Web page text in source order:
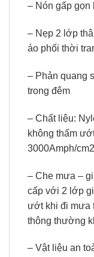
– Nón gấp gọn
– Nẹp 2 lớp
áo phối thời
– Phản quang
trong đêm
– Chất liệu:
không thấm
3000Amph/cm2
– Che mưa –
cấp với 2 lớp
ướt khi đi mưa
thông thường
– Vật liệu an